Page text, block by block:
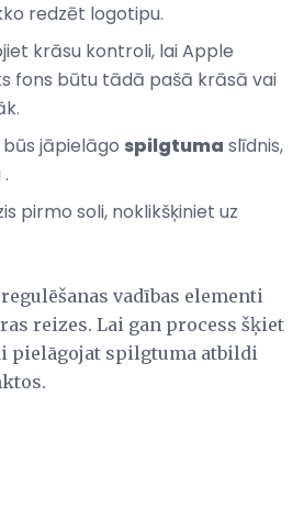
redzēt logotipu.
krāsu kontroli, lai Apple
fons būtu tādā pašā krāsā vai
būs jāpielāgo spilgtuma slīdnis,
.
pirmo soli, noklikšķiniet uz
vadības elementi
reizes. Lai gan process šķiet
pielāgojat spilgtuma atbildi